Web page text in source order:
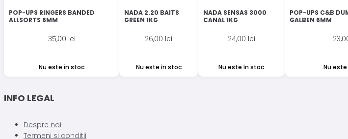
POP-UPS RINGERS BANDED
ALLSORTS 6MM
35,00 lei
Nu este în stoc
NADA 2.20 BAITS
GREEN 1KG
26,00 lei
Nu este în stoc
NADA SENSAS 3000
CANAL 1KG
24,00 lei
Nu este în stoc
POP-UPS C&B
GALBEN 6MM
Nu
INFO LEGAL
Despre noi
Termeni si conditii